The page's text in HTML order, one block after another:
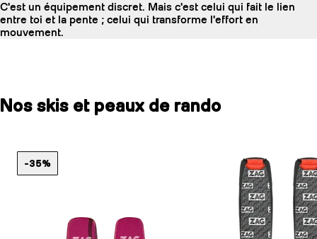
C'est un équipement discret. Mais c'est celui qui fait le lien
entre toi et la pente ; celui qui transforme l'effort en
mouvement.
Nos skis et peaux de rando
-35%